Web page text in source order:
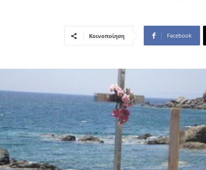
Κοινοποίηση Facebook